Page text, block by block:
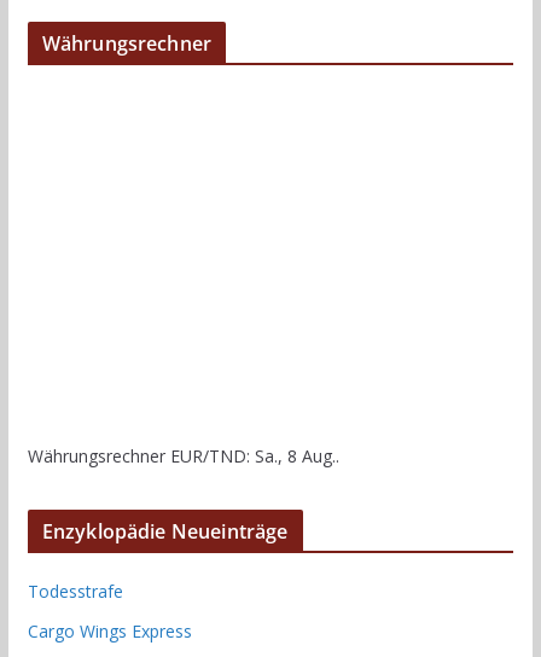
Währungsrechner
Währungsrechner EUR/TND: Sa., 8 Aug..
Enzyklopädie Neueinträge
Todesstrafe
Cargo Wings Express